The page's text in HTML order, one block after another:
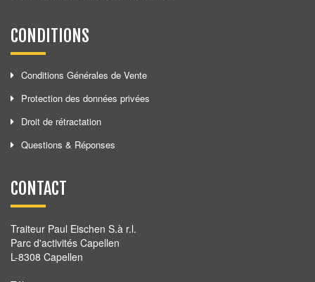
CONDITIONS
Conditions Générales de Vente
Protection des données privées
Droit de rétractation
Questions & Réponses
CONTACT
Traiteur Paul Eischen S.à r.l.
Parc d'activités Capellen
L-8308 Capellen